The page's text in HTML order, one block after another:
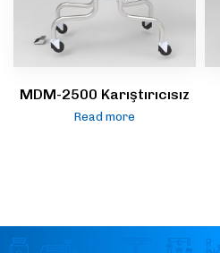
MDM-2500 Karıştırıcısız
Read more